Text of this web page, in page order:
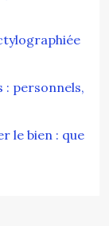
: personnels,
le bien : que